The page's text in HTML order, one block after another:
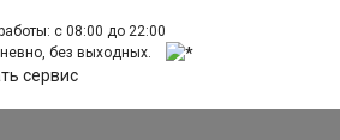
с 08:00 до 22:00
без выходных.
сервис